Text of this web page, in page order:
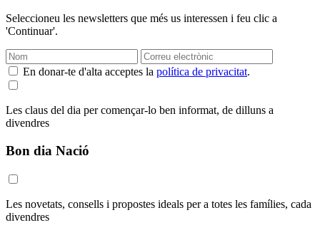
Seleccioneu les newsletters que més us interessen i feu clic a
'Continuar'.
En donar-te d'alta acceptes la política de privacitat.
Les claus del dia per començar-lo ben informat, de dilluns a
divendres
Bon dia Nació
Les novetats, consells i propostes ideals per a totes les famílies, cada
divendres